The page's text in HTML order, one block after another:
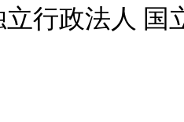
立行政法人 国